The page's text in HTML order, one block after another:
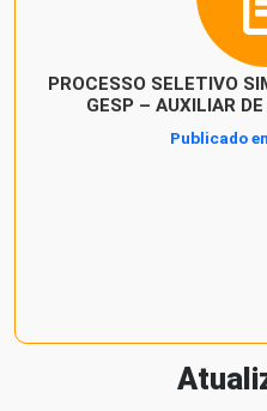
PROCESSO SELETIVO
GESP – AUXILIAR
Publicado